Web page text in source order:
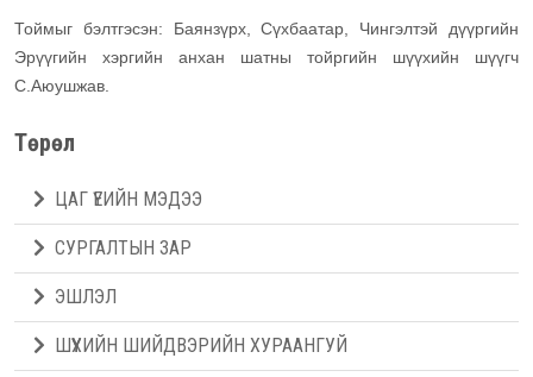
Тоймыг бэлтгэсэн: Баянзүрх, Сүхбаатар, Чингэлтэй дүүргийн
Эрүүгийн хэргийн анхан шатны тойргийн шүүхийн шүүгч
С.Аюушжав.
Төрөл
ЦАГ ҮЕИЙН МЭДЭЭ
СУРГАЛТЫН ЗАР
ЭШЛЭЛ
ШҮҮХИЙН ШИЙДВЭРИЙН ХУРААНГУЙ